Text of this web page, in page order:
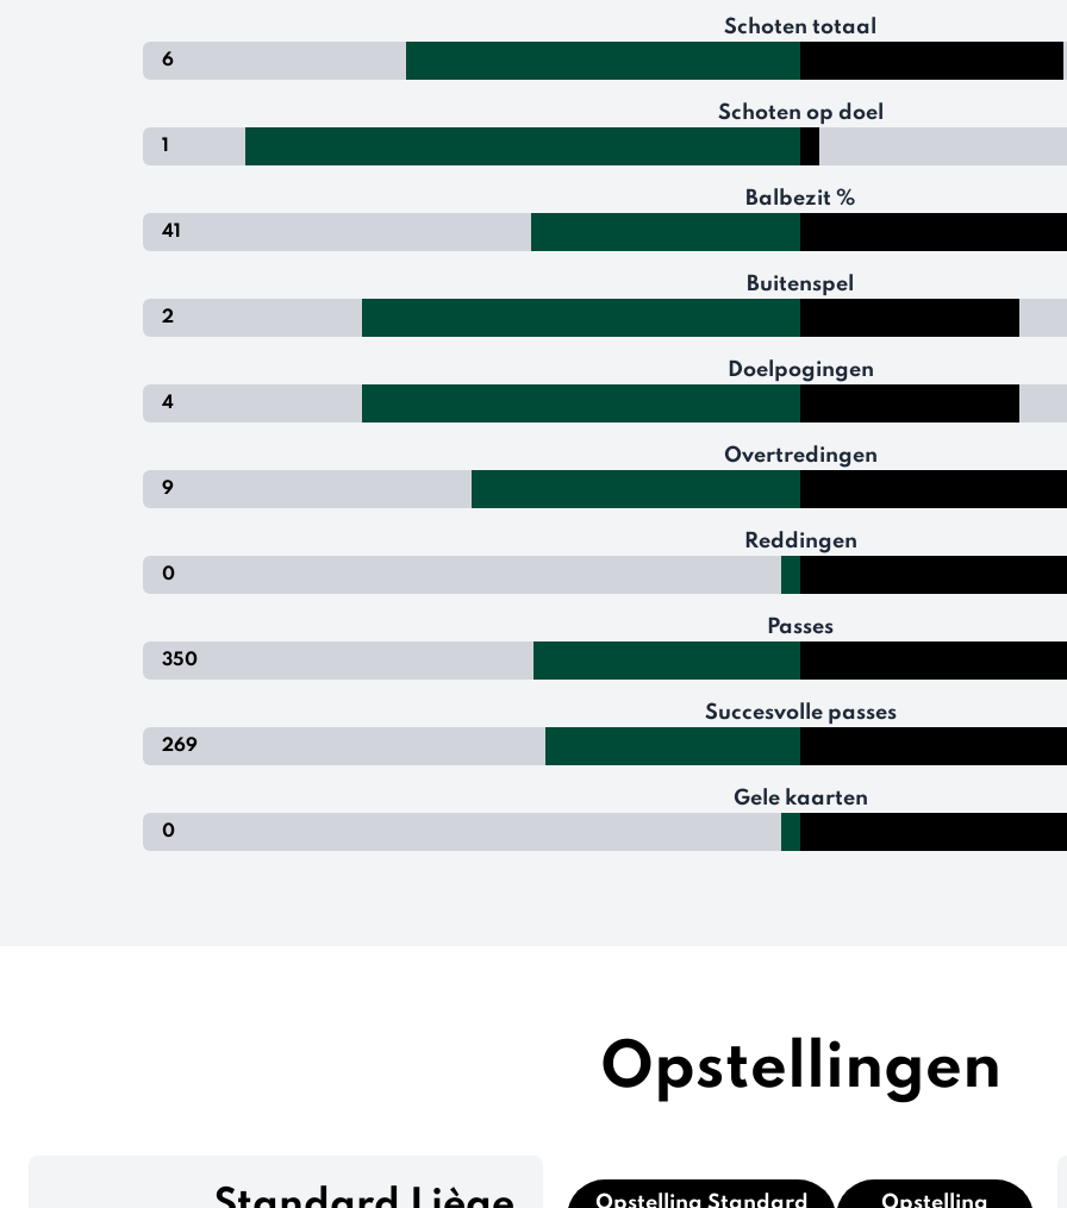
Schoten totaal
6
Schoten op doel
1
Balbezit %
41
Buitenspel
2
Doelpogingen
4
Overtredingen
9
Reddingen
0
Passes
350
Succesvolle passes
269
Gele kaarten
0
Opstellingen
Opstelling Standard Opstelling